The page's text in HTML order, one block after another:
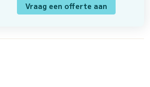
Vraag een offerte aan